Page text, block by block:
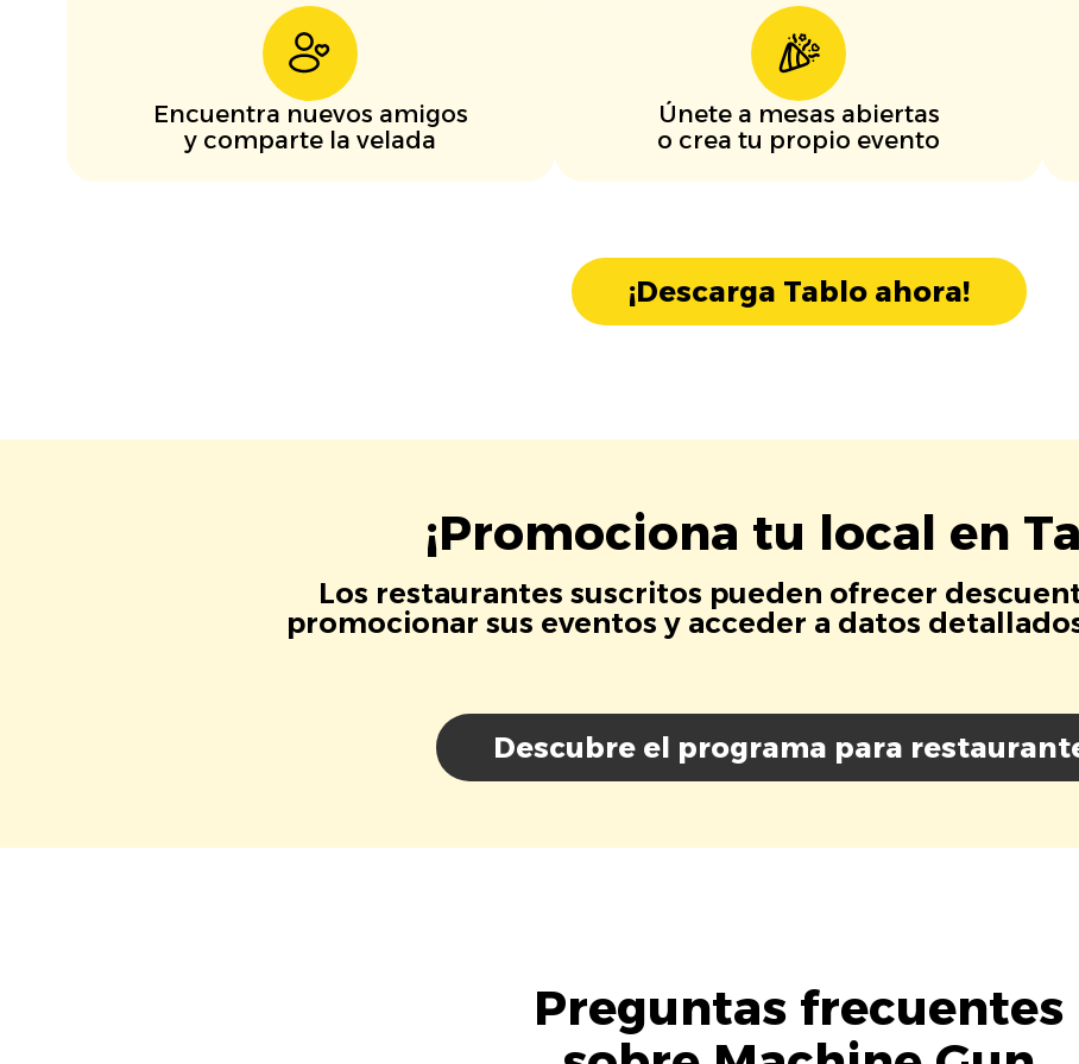
Encuentra nuevos amigos
y comparte la velada
Únete a mesas abiertas
o crea tu propio evento
¡Descarga Tablo ahora!
¡Promociona tu local en
Los restaurantes suscritos pueden ofrecer
promocionar sus eventos y acceder a datos
Descubre el programa para
Preguntas frecuentes